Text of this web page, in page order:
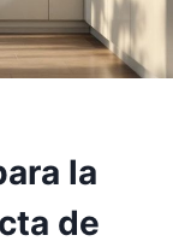
la
de